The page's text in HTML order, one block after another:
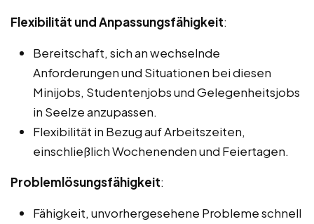
Flexibilität und Anpassungsfähigkeit:
Bereitschaft, sich an wechselnde
Anforderungen und Situationen bei diesen
Minijobs, Studentenjobs und Gelegenheitsjobs
in Seelze anzupassen.
Flexibilität in Bezug auf Arbeitszeiten,
einschließlich Wochenenden und Feiertagen.
Problemlösungsfähigkeit:
Fähigkeit, unvorhergesehene Probleme schnell